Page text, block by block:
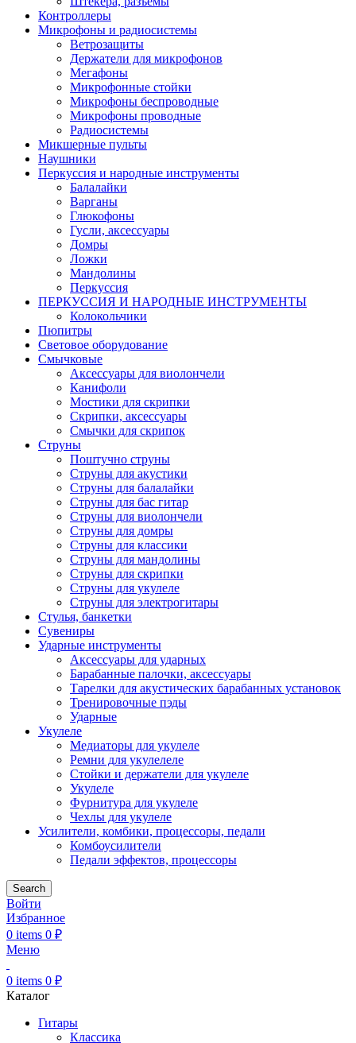
Контроллеры
Микрофоны и радиосистемы
Ветрозащиты
Держатели для микрофонов
Мегафоны
Микрофонные стойки
Микрофоны беспроводные
Микрофоны проводные
Радиосистемы
Микшерные пульты
Наушники
Перкуссия и народные инструменты
Балалайки
Варганы
Глюкофоны
Гусли, аксессуары
Домры
Ложки
Мандолины
Перкуссия
ПЕРКУССИЯ И НАРОДНЫЕ ИНСТРУМЕНТЫ
Колокольчики
Пюпитры
Световое оборудование
Смычковые
Аксессуары для виолончели
Канифоли
Мостики для скрипки
Скрипки, аксессуары
Смычки для скрипок
Струны
Поштучно струны
Струны для акустики
Струны для балалайки
Струны для бас гитар
Струны для виолончели
Струны для домры
Струны для классики
Струны для мандолины
Струны для скрипки
Струны для укулеле
Струны для электрогитары
Стулья, банкетки
Сувениры
Ударные инструменты
Аксессуары для ударных
Барабанные палочки, аксессуары
Тарелки для акустических барабанных установок
Тренировочные пэды
Ударные
Укулеле
Медиаторы для укулеле
Ремни для укулелеле
Стойки и держатели для укулеле
Укулеле
Фурнитура для укулеле
Чехлы для укулеле
Усилители, комбики, процессоры, педали
Комбоусилители
Педали эффектов, процессоры
Search
Войти
Избранное
0 items 0 ₽
Меню
0 items 0 ₽
Каталог
Гитары
Классика